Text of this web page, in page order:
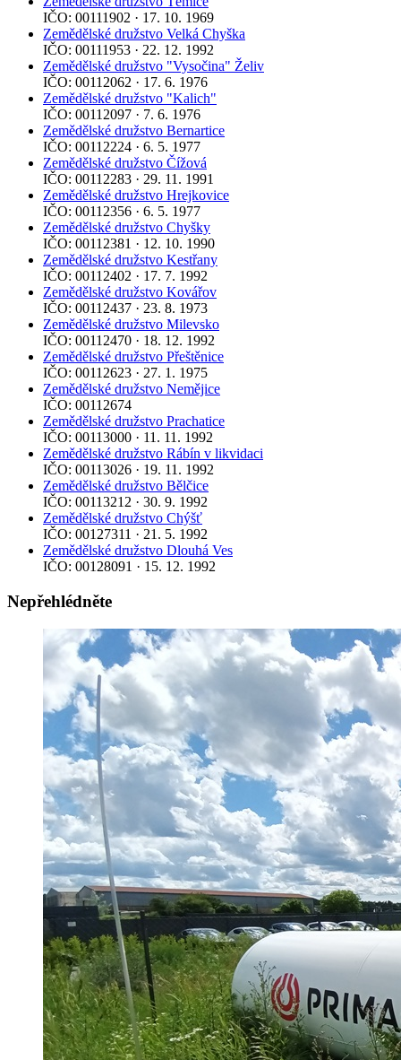
IČO: 00111902 · 17. 10. 1969
Zemědělské družstvo Velká Chyška
IČO: 00111953 · 22. 12. 1992
Zemědělské družstvo "Vysočina" Želiv
IČO: 00112062 · 17. 6. 1976
Zemědělské družstvo "Kalich"
IČO: 00112097 · 7. 6. 1976
Zemědělské družstvo Bernartice
IČO: 00112224 · 6. 5. 1977
Zemědělské družstvo Čížová
IČO: 00112283 · 29. 11. 1991
Zemědělské družstvo Hrejkovice
IČO: 00112356 · 6. 5. 1977
Zemědělské družstvo Chyšky
IČO: 00112381 · 12. 10. 1990
Zemědělské družstvo Kestřany
IČO: 00112402 · 17. 7. 1992
Zemědělské družstvo Kovářov
IČO: 00112437 · 23. 8. 1973
Zemědělské družstvo Milevsko
IČO: 00112470 · 18. 12. 1992
Zemědělské družstvo Přeštěnice
IČO: 00112623 · 27. 1. 1975
Zemědělské družstvo Nemějice
IČO: 00112674
Zemědělské družstvo Prachatice
IČO: 00113000 · 11. 11. 1992
Zemědělské družstvo Rábín v likvidaci
IČO: 00113026 · 19. 11. 1992
Zemědělské družstvo Bělčice
IČO: 00113212 · 30. 9. 1992
Zemědělské družstvo Chýšť
IČO: 00127311 · 21. 5. 1992
Zemědělské družstvo Dlouhá Ves
IČO: 00128091 · 15. 12. 1992
Nepřehlédněte